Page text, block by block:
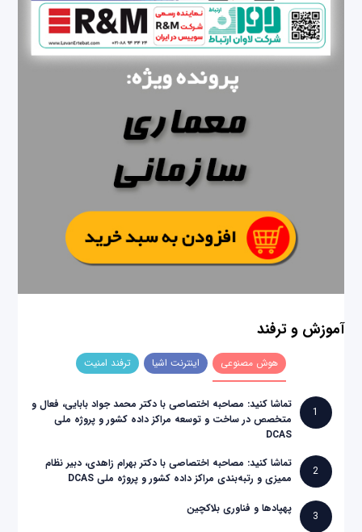
آموزش و ترفند
هوش مصنوعی اینترنت اشیا ترفند امنیت
1
تماشا کنید: مصاحبه اختصاصی با دکتر محمد جواد بابایی، فعال و
متخصص در ساخت و توسعه مراکز داده کشور و پروژه ملی
DCAS
2
تماشا کنید: مصاحبه اختصاصی با دکتر بهرام زاهدی، دبیر نظام
ممیزی و رتبه‌بندی مراکز داده کشور و پروژه ملی DCAS
3
پهپادها و فناوری بلاکچین